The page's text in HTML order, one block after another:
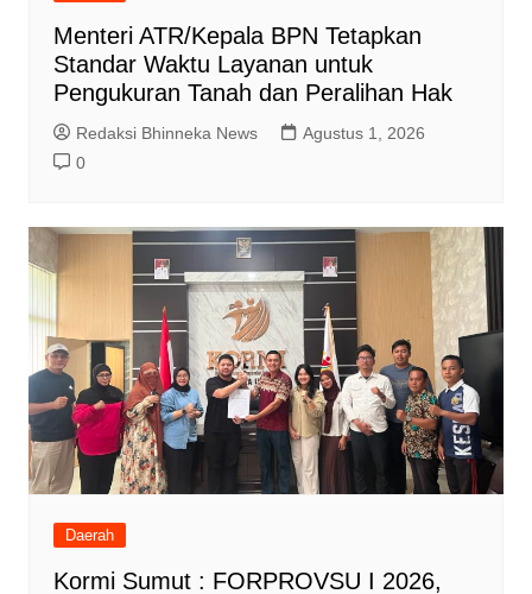
Menteri ATR/Kepala BPN Tetapkan
Standar Waktu Layanan untuk
Pengukuran Tanah dan Peralihan Hak
Redaksi Bhinneka News
Agustus 1, 2026
0
Daerah
Kormi Sumut : FORPROVSU I 2026,